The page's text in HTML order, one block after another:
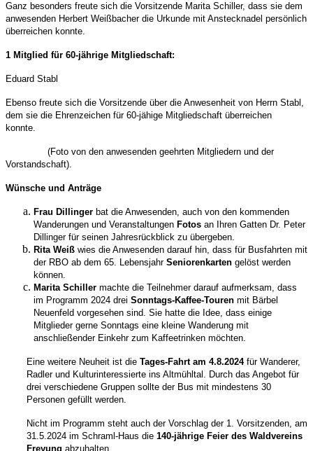
Ganz besonders freute sich die Vorsitzende Marita Schiller, dass sie dem
anwesenden Herbert Weißbacher die Urkunde mit Anstecknadel persönlich
überreichen konnte.
1 Mitglied für 60-jährige Mitgliedschaft:
Eduard Stabl
Ebenso freute sich die Vorsitzende über die Anwesenheit von Herrn Stabl,
dem sie die Ehrenzeichen für 60-jähige Mitgliedschaft überreichen
konnte.
(Foto von den anwesenden geehrten Mitgliedern und der
Vorstandschaft).
Wünsche und Anträge
Frau Dillinger bat die Anwesenden, auch von den kommenden
Wanderungen und Veranstaltungen Fotos an Ihren Gatten Dr. Peter
Dillinger für seinen Jahresrückblick zu übergeben.
Rita Weiß wies die Anwesenden darauf hin, dass für Busfahrten mit
der RBO ab dem 65. Lebensjahr Seniorenkarten gelöst werden
können.
Marita Schiller machte die Teilnehmer darauf aufmerksam, dass
im Programm 2024 drei Sonntags-Kaffee-Touren mit Bärbel
Neuenfeld vorgesehen sind. Sie hatte die Idee, dass einige
Mitglieder gerne Sonntags eine kleine Wanderung mit
anschließender Einkehr zum Kaffeetrinken möchten.
Eine weitere Neuheit ist die Tages-Fahrt am 4.8.2024 für Wanderer,
Radler und Kulturinteressierte ins Altmühltal. Durch das Angebot für
drei verschiedene Gruppen sollte der Bus mit mindestens 30
Personen gefüllt werden.
Nicht im Programm steht auch der Vorschlag der 1. Vorsitzenden, am
31.5.2024 im Schraml-Haus die 140-jährige Feier des Waldvereins
Freyung abzuhalten.